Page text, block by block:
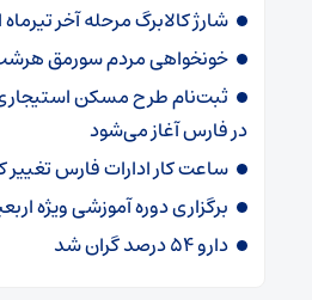
شارژ کالابرگ‌ مرحله آخر تیرماه
خونخواهی مردم سورمق هرشب
ثبت‌نام طرح مسکن
در فارس آغاز می‌شود
ساعت کار ادارات فارس تغییر
برگزاری دوره آموزشی ویژه
دارو ۵۴ درصد گران شد